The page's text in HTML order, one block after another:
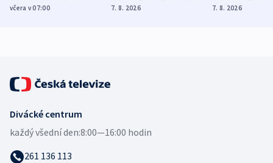
Poláky nebezpečné
včera v 07:00
míní estonský
7. 8. 2026
ukázala
7. 8. 2026
Divácké centrum
každý všední den:8:00—16:00 hodin
261 136 113